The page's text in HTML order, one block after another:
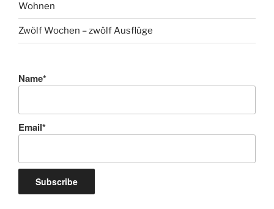
Wohnen
Zwölf Wochen – zwölf Ausflüge
Name*
Email*